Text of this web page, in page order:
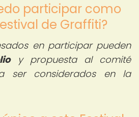
participar como
de Graffiti?
en participar pueden
y propuesta al comité
ser considerados en la